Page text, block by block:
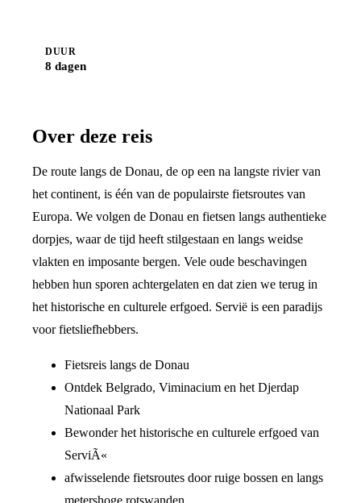
DUUR
8 dagen
Over deze reis
De route langs de Donau, de op een na langste rivier van
het continent, is één van de populairste fietsroutes van
Europa. We volgen de Donau en fietsen langs authentieke
dorpjes, waar de tijd heeft stilgestaan en langs weidse
vlakten en imposante bergen. Vele oude beschavingen
hebben hun sporen achtergelaten en dat zien we terug in
het historische en culturele erfgoed. Servië is een paradijs
voor fietsliefhebbers.
Fietsreis langs de Donau
Ontdek Belgrado, Viminacium en het Djerdap
Nationaal Park
Bewonder het historische en culturele erfgoed van
ServiÃ«
afwisselende fietsroutes door ruige bossen en langs